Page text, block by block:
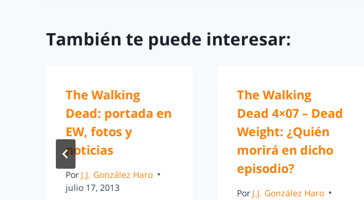
También te puede interesar:
The Walking
Dead: portada en
EW, fotos y
noticias
PorJ.J. González Haro
julio 17, 2013
The Walking
Dead 4×07 – Dead
Weight: ¿Quién
morirá en dicho
episodio?
Por J.J. González Haro